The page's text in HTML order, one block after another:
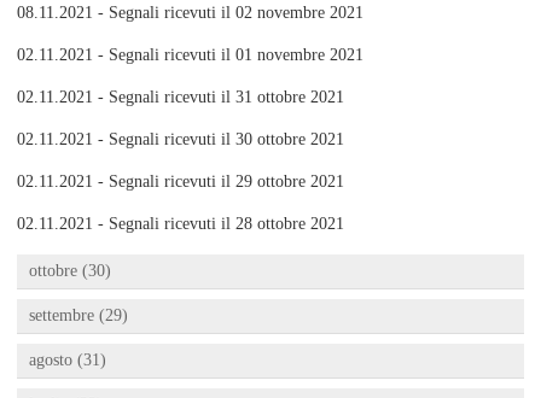
08.11.2021 - Segnali ricevuti il 02 novembre 2021
02.11.2021 - Segnali ricevuti il 01 novembre 2021
02.11.2021 - Segnali ricevuti il 31 ottobre 2021
02.11.2021 - Segnali ricevuti il 30 ottobre 2021
02.11.2021 - Segnali ricevuti il 29 ottobre 2021
02.11.2021 - Segnali ricevuti il 28 ottobre 2021
ottobre (30)
settembre (29)
agosto (31)